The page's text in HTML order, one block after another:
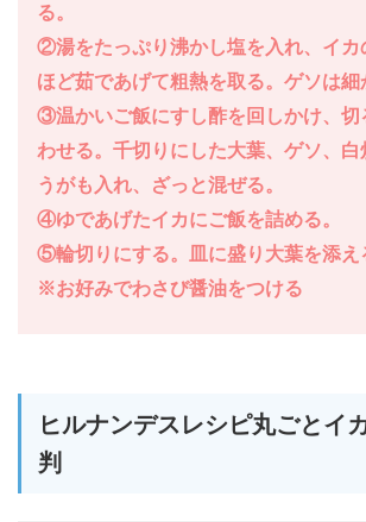
る。
②湯をたっぷり沸かし塩を入れ、イカ
ほど茹であげて粗熱を取る。ゲソは細
③温かいご飯にすし酢を回しかけ、切
わせる。千切りにした大葉、ゲソ、白
うがも入れ、ざっと混ぜる。
④ゆであげたイカにご飯を詰める。
⑤輪切りにする。皿に盛り大葉を添え
※お好みでわさび醤油をつける
ヒルナンデスレシピ丸ごとイ
判